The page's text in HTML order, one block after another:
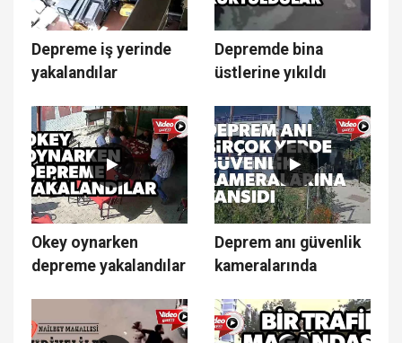
Depreme iş yerinde
yakalandılar
Depremde bina
üstlerine yıkıldı
Okey oynarken
depreme yakalandılar
Deprem anı güvenlik
kameralarında